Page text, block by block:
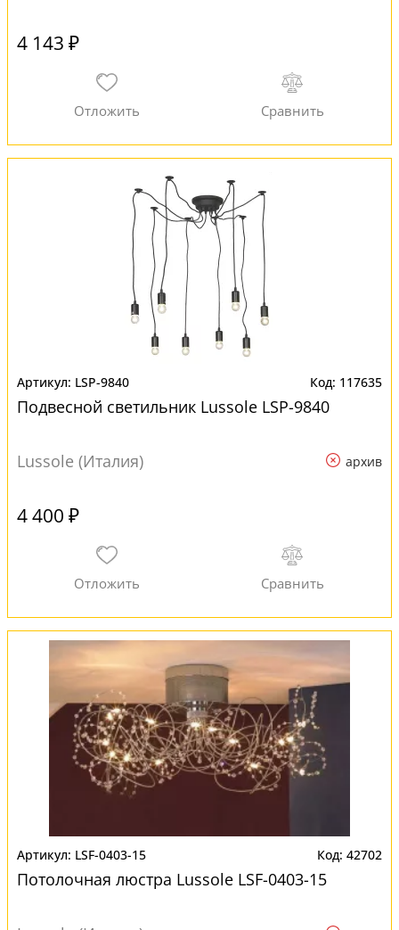
4 143 ₽
LSP-9840 117635
Подвесной светильник Lussole LSP-9840
Lussole (Италия) архив
4 400 ₽
LSF-0403-15 42702
Потолочная люстра Lussole LSF-0403-15